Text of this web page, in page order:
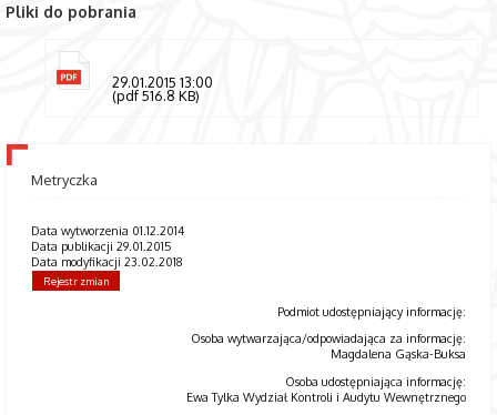
Pliki do pobrania
29.01.2015 13:00
(pdf 516.8 KB)
Metryczka
Data wytworzenia 01.12.2014
Data publikacji 29.01.2015
Data modyfikacji 23.02.2018
Rejestr zmian
Podmiot udostępniający informację:
Osoba wytwarzająca/odpowiadająca za informację:
Magdalena Gąska-Buksa
Osoba udostępniająca informację:
Ewa Tylka Wydział Kontroli i Audytu Wewnętrznego